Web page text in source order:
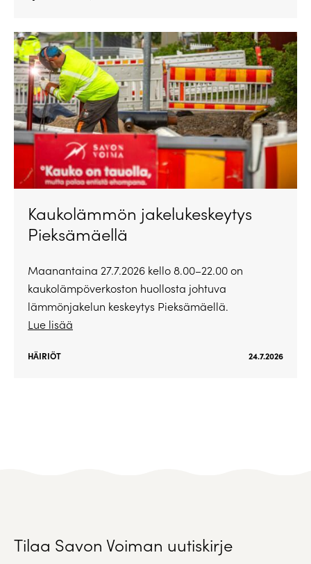
Kaukolämmön jakelukeskeytys
Pieksämäellä
Maanantaina 27.7.2026 kello 8.00–22.00 on
kaukolämpöverkoston huollosta johtuva
lämmönjakelun keskeytys Pieksämäellä.
Lue lisää
HÄIRIÖT 24.7.2026
Tilaa Savon Voiman uutiskirje